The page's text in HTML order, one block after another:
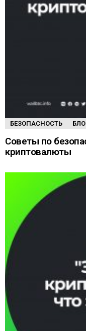
БЕЗОПАСНОСТЬ
Советы по
криптовалюты